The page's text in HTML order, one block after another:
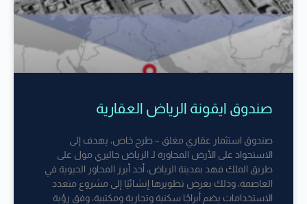
صندوق ايقونة الرياض العقارية
صندوق استثمار عقاري مغلق – طرح خاص، يهدف إلى
الاستحواذ على الأرض المجاورة لـ الرياض جاليري مول على
طريق الملك فهد بمدينة الرياض، أحد أبرز المحاور الحيوية في
العاصمة، وذلك بغرض تطويرها إنشائيًا إلى مشروع متعدد
الاستخدامات يضم أبراجًا سكنية وتجارية ومكتبية، وفق رؤية